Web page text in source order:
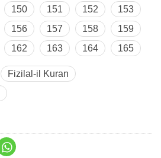
150 151 152
153
156 157 158
159
162 163 164 165
Fizilal-il Kuran